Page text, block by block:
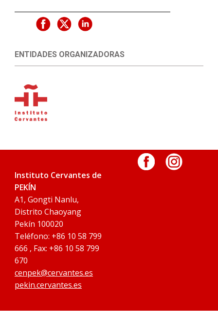
ENTIDADES ORGANIZADORAS
Instituto Cervantes de
PEKÍN
A1, Gongti Nanlu,
Distrito Chaoyang
Pekín 100020
Teléfono: +86 10 58 799
666 , Fax: +86 10 58 799
670
cenpek@cervantes.es
pekin.cervantes.es